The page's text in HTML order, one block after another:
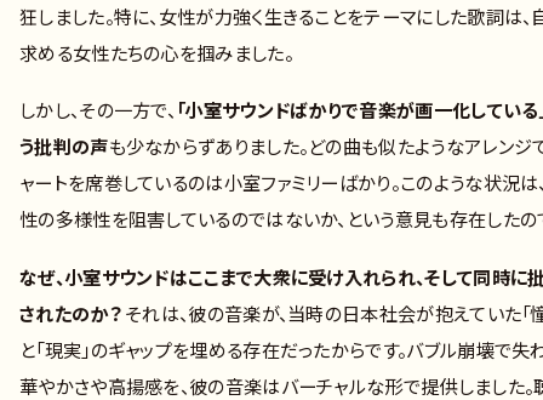
狂しました。特に、女性が力強く生きることをテーマにした歌詞は、
求める女性たちの心を掴みました。
しかし、その一方で、 「小室サウンドばかりで音楽が画一化している
う批判の声も少なからずありました。どの曲も似たようなアレンジ
ャートを席巻しているのは小室ファミリーばかり。このような状況は
性の多様性を阻害しているのではないか、という意見も存在したの
なぜ、小室サウンドはここまで大衆に受け入れられ、そして同時に
されたのか？それは、彼の音楽が、当時の日本社会が抱えていた「
と「現実」のギャップを埋める存在だったからです。バブル崩壊で失
華やかさや高揚感を、彼の音楽はバーチャルな形で提供しました。